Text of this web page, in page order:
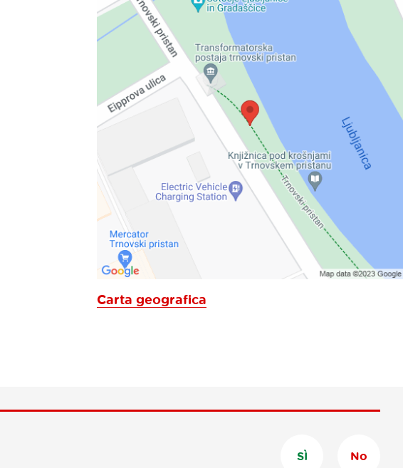
Carta geografica
SÌ No